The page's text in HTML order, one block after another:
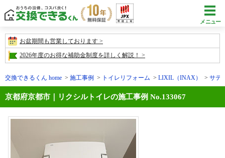
メニュー
お盆期間も営業しております
2026年度のお得な補助金制度を詳しく解説！
交換できるくん home 施工事例 トイレリフォーム LIXIL（INAX） サテ
京都府京都市｜リクシルトイレの施工事例 No.133067